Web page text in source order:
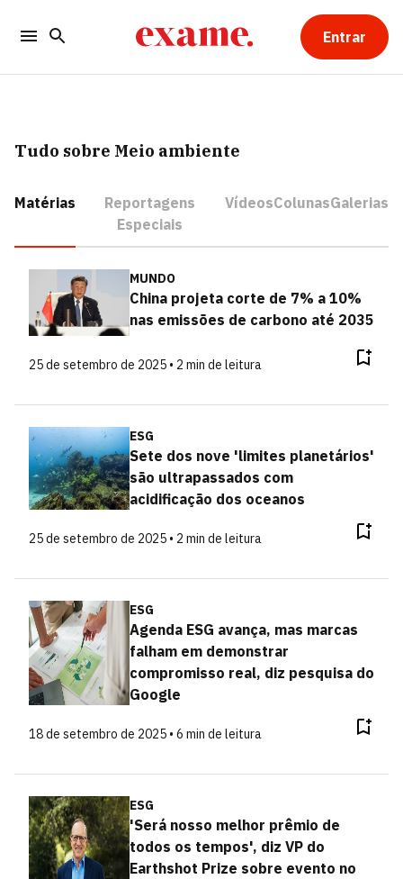
Entrar
Tudo sobre Meio ambiente
Matérias
Reportagens
Especiais
VídeosColunasGalerias
MUNDO
China projeta corte de 7% a 10%
nas emissões de carbono até 2035
25 de setembro de 2025 • 2 min de leitura
ESG
Sete dos nove 'limites planetários'
são ultrapassados com
acidificação dos oceanos
25 de setembro de 2025 • 2 min de leitura
ESG
Agenda ESG avança, mas marcas
falham em demonstrar
compromisso real, diz pesquisa do
Google
18 de setembro de 2025 • 6 min de leitura
ESG
'Será nosso melhor prêmio de
todos os tempos', diz VP do
Earthshot Prize sobre evento no